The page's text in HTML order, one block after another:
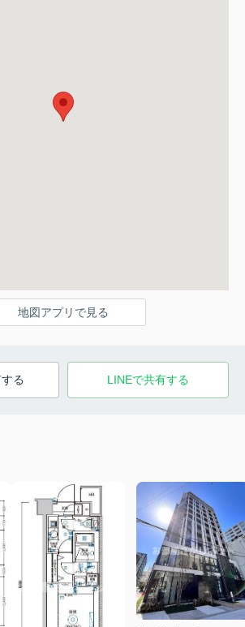
地図アプリで見る
る LINEで共有する